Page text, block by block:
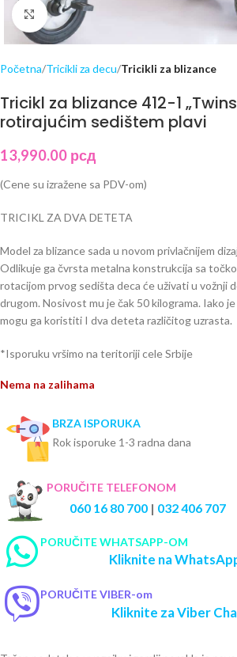
Click to enlarge
Početna Tricikli za decu Tricikli za blizance
Tricikl za blizance 412-1
rotirajućim sedištem plavi
13,990.00 рсд
(Cene su izražene sa PDV-om)
TRICIKL ZA DVA DETETA
Model za blizance sada u novom privlačnijem
Odlikuje ga čvrsta metalna konstrukcija sa
rotacijom prvog sedišta deca će uživati u vožnji
drugom. Nosivost mu je čak 50 kilograma. Iako
mogu ga koristiti I dva deteta različitog uzrasta.
*Isporuku vršimo na teritoriji cele Srbije
Nema na zalihama
BRZA ISPORUKA
Rok isporuke 1-3 radna dana
PORUČITE TELEFONOM
060 16 80 700 | 032 406 707
PORUČITE WHATSAPP-OM
Kliknite na
PORUČITE VIBER-om
Kliknite za Viber